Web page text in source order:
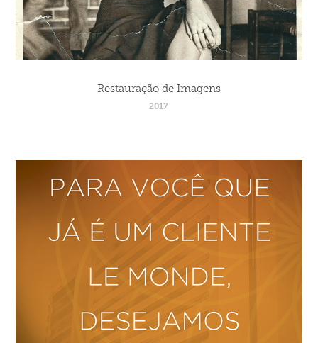
Restauração de Imagens
2017